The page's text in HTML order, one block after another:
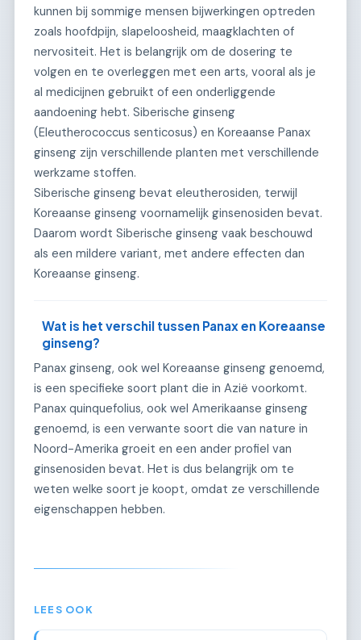
kunnen bij sommige mensen bijwerkingen optreden
zoals hoofdpijn, slapeloosheid, maagklachten of
nervositeit. Het is belangrijk om de dosering te
volgen en te overleggen met een arts, vooral als je
al medicijnen gebruikt of een onderliggende
aandoening hebt. Siberische ginseng
(Eleutherococcus senticosus) en Koreaanse Panax
ginseng zijn verschillende planten met verschillende
werkzame stoffen.
Siberische ginseng bevat eleutherosiden, terwijl
Koreaanse ginseng voornamelijk ginsenosiden bevat.
Daarom wordt Siberische ginseng vaak beschouwd
als een mildere variant, met andere effecten dan
Koreaanse ginseng.
Wat is het verschil tussen Panax en Koreaanse
ginseng?
Panax ginseng, ook wel Koreaanse ginseng genoemd,
is een specifieke soort plant die in Azië voorkomt.
Panax quinquefolius, ook wel Amerikaanse ginseng
genoemd, is een verwante soort die van nature in
Noord-Amerika groeit en een ander profiel van
ginsenosiden bevat. Het is dus belangrijk om te
weten welke soort je koopt, omdat ze verschillende
eigenschappen hebben.
LEES OOK